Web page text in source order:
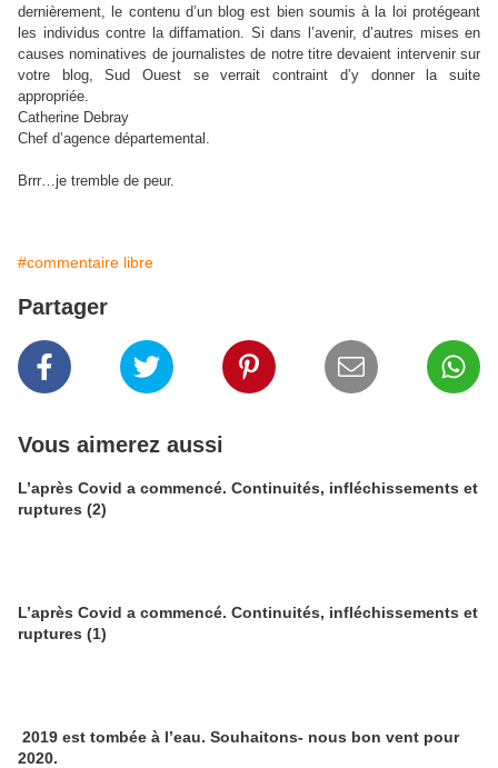
dernièrement, le contenu d’un blog est bien soumis à la loi protégeant
les individus contre la diffamation. Si dans l’avenir, d’autres mises en
causes nominatives de journalistes de notre titre devaient intervenir sur
votre blog, Sud Ouest se verrait contraint d’y donner la suite
appropriée.
Catherine Debray
Chef d’agence départemental.
Brrr…je tremble de peur.
#commentaire libre
Partager
Vous aimerez aussi
L’après Covid a commencé. Continuités, infléchissements et
ruptures (2)
L’après Covid a commencé. Continuités, infléchissements et
ruptures (1)
2019 est tombée à l’eau. Souhaitons- nous bon vent pour
2020.